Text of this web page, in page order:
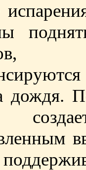
дождя.